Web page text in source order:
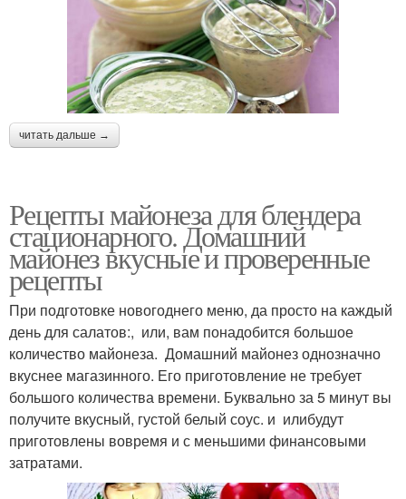
читать дальше →
Рецепты майонеза для блендера
стационарного. Домашний
майонез вкусные и проверенные
рецепты
При подготовке новогоднего меню, да просто на каждый
день для салатов:, или, вам понадобится большое
количество майонеза. Домашний майонез однозначно
вкуснее магазинного. Его приготовление не требует
большого количества времени. Буквально за 5 минут вы
получите вкусный, густой белый соус. и илибудут
приготовлены вовремя и с меньшими финансовыми
затратами.